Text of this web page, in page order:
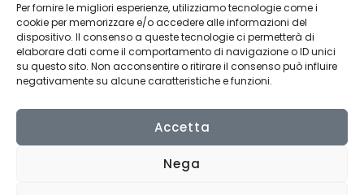
Per fornire le migliori esperienze, utilizziamo tecnologie come i
cookie per memorizzare e/o accedere alle informazioni del
dispositivo. Il consenso a queste tecnologie ci permetterà di
elaborare dati come il comportamento di navigazione o ID unici
su questo sito. Non acconsentire o ritirare il consenso può influire
negativamente su alcune caratteristiche e funzioni.
Accetta
Nega
Note legali
Privacy Policy